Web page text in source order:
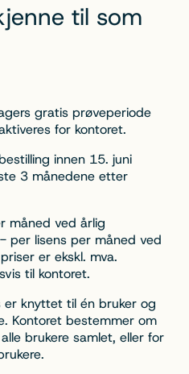
til som
gratis prøveperiode
for kontoret.
innen 15. juni
3 månedene etter
måned ved årlig
per lisens per måned ved
er ekskl. mva.
til kontoret.
er knyttet til én bruker og
Kontoret bestemmer om
brukere samlet, eller for